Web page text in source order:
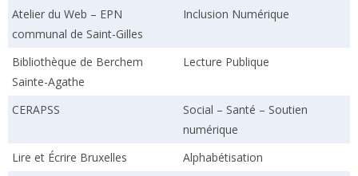
Atelier du Web – EPN
communal de Saint-Gilles
Inclusion Numérique
Bibliothèque de Berchem
Sainte-Agathe
Lecture Publique
CERAPSS
Social – Santé – Soutien
numérique
Lire et Écrire Bruxelles
Alphabétisation